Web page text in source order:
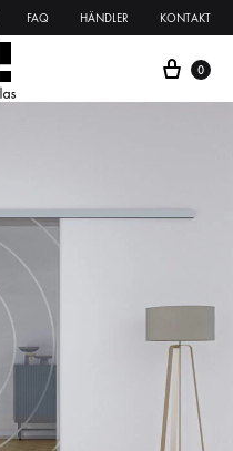
FAQ HÄNDLER KONTAKT
0